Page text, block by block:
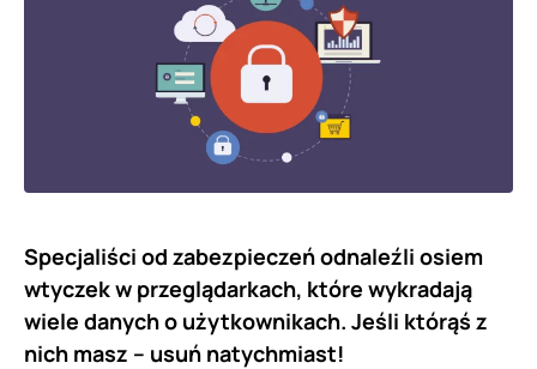
Specjaliści od zabezpieczeń odnaleźli osiem
wtyczek w przeglądarkach, które wykradają
wiele danych o użytkownikach. Jeśli którąś z
nich masz – usuń natychmiast!